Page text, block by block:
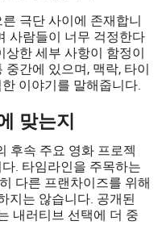
극단 사이에 존재합니
사람들이 너무 걱정한다
한 세부 사항이 함정이
간에 있으며, 맥락, 타이
이야기를 말해줍니다.
맞는지
후속 주요 영화 프로젝
. 타임라인을 주목하는
다른 프랜차이즈를 위해
지는 않습니다. 공개된
내러티브 선택에 더 중